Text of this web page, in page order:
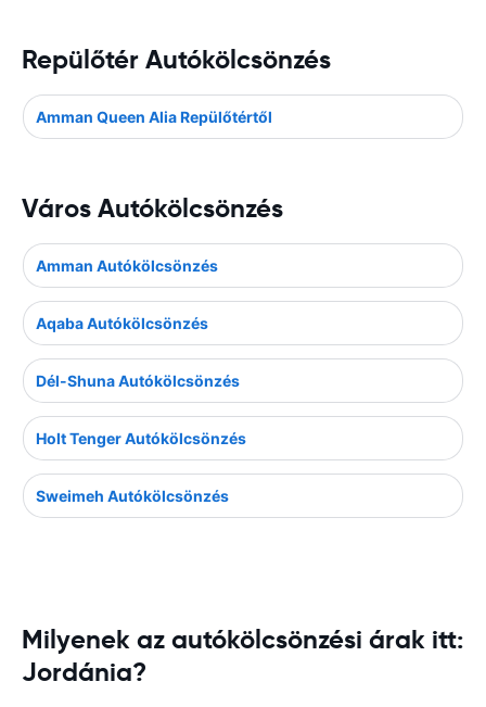
Repülőtér Autókölcsönzés
Amman Queen Alia Repülőtértől
Város Autókölcsönzés
Amman Autókölcsönzés
Aqaba Autókölcsönzés
Dél-Shuna Autókölcsönzés
Holt Tenger Autókölcsönzés
Sweimeh Autókölcsönzés
Milyenek az autókölcsönzési árak itt:
Jordánia?